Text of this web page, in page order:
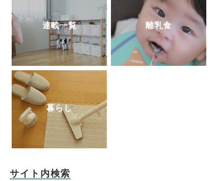
連載一覧 離乳食
暮らし
サイト内検索